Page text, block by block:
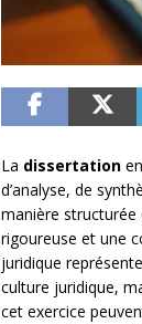
La dissertation
d’analyse, de
manière
rigoureuse et une
juridique
culture juridique,
cet exercice